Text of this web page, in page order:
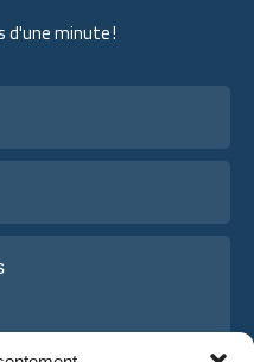
d'une minute !